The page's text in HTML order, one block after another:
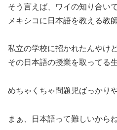
そう言えば、ワイの知り合い
メキシコに日本語を教える教
私立の学校に招かれたんやけど
その日本語の授業を取ってる
めちゃくちゃ問題児ばっかり
まぁ、日本語って難しいからね